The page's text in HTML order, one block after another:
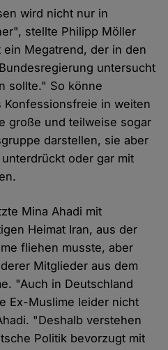
wird nicht nur in
stellte Philipp Möller
Megatrend, der in den
untersucht
sollte." So könne
Konfessionsfreie in weiten
große und teilweise sogar
darstellen, sie aber
oder gar mit
Mina Ahadi mit
Heimat Iran, aus der
fliehen musste, aber
Mitglieder aus dem
"Auch in Deutschland
Ex-Muslime leider nicht
"Deshalb verstehen
Politik bevorzugt mit